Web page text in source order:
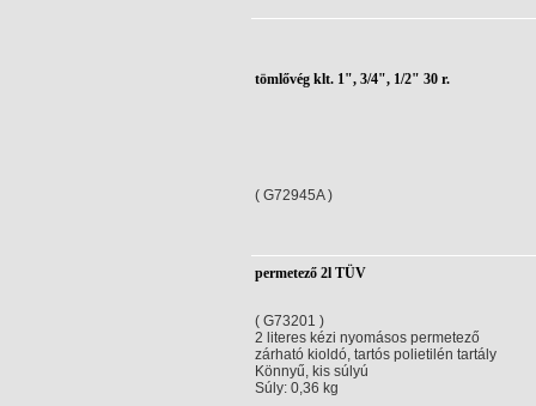
tömlővég klt. 1", 3/4", 1/2" 30 r.
( G72945A )
permetező 2l TÜV
( G73201 )
2 literes kézi nyomásos permetező
zárható kioldó, tartós polietilén tartály
Könnyű, kis súlyú
Súly: 0,36 kg